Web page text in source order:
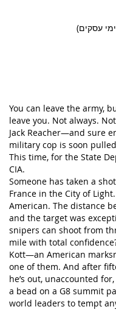
You can leave the army,
leave you. Not always.
Jack Reacher—and sure
military cop is soon
This time, for the State
CIA.
Someone has taken a
France in the City of
American. The distance
and the target was
snipers can shoot from
mile with total
Kott—an American
one of them. And after
he’s out, unaccounted
a bead on a G8 summit
world leaders to tempt